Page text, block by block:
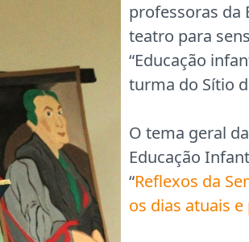
professoras da
teatro para
“Educação
turma do Sítio
O tema geral
Educação
“Reflexos da
os dias atuais